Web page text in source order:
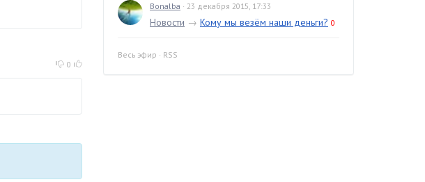
0
Bonalba · 23 декабря 2015, 17:33
Новости → Кому мы везём наши деньги? 0
Весь эфир · RSS